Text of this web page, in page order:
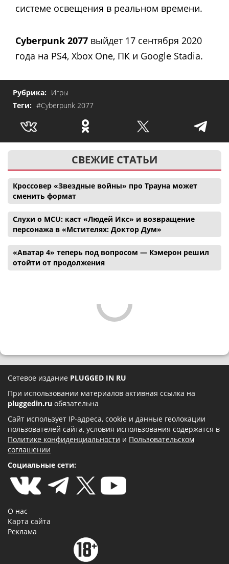
системе освещения в реальном времени.
Cyberpunk 2077 выйдет 17 сентября 2020
года на PS4, Xbox One, ПК и Google Stadia.
Рубрика: Игры
Теги: #Cyberpunk 2077
СВЕЖИЕ СТАТЬИ
Кроссовер «Звездные войны» про Трауна может
сменить формат
Слухи о MCU: каст «Людей Икс» и возвращение
персонажа в «Мстителях: Доктор Дум»
«Аватар 4» теперь под вопросом — Кэмерон решил
отойти от продолжения
Сетевое издание PLUGGED IN RU
При использовании материалов активная ссылка на
pluggedin.ru обязательна
Сайт использует IP-адреса, cookie и данные геолокации
пользователей сайта, условия использования содержатся в
Политике конфиденциальности и Пользовательском
соглашении
Социальные сети:
О нас
Карта сайта
Реклама